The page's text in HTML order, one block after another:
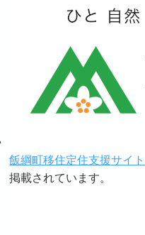
飯綱町移住定住支援サイト
掲載されています。